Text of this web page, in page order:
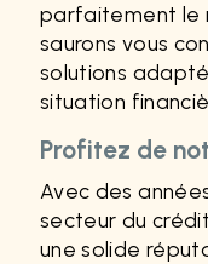
parfaitement le
saurons vous
solutions
situation
Profitez de
Avec des
secteur du
une solide